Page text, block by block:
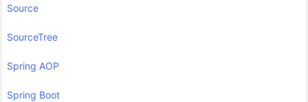
Source
SourceTree
Spring AOP
Spring Boot